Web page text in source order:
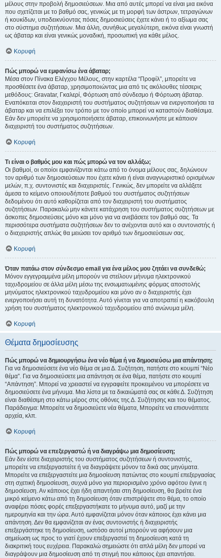
μέλους στην προβολή δημοσιεύσεων. Μια από αυτές μπορεί να είναι μια εικόνα
που σχετίζεται με το βαθμό σας, γενικώς με τη μορφή των άστρων, τετραγώνων
ή κουκίδων, υποδεικνύοντας πόσες δημοσιεύσεις έχετε κάνει ή το αξίωμα σας
στο σύστημα συζητήσεων. Μια άλλη, συνήθως μεγαλύτερη, εικόνα είναι γνωστή
ως άβαταρ και είναι γενικώς μοναδική, προσωπική για κάθε μέλος.
Κορυφή
Πώς μπορώ να εμφανίσω ένα άβαταρ;
Μέσα στον Πίνακα Ελέγχου Μέλους, στην καρτέλα “Προφίλ”, μπορείτε να
προσθέσετε ένα άβαταρ, χρησιμοποιώντας μια από τις ακόλουθες τέσσερις
μεθόδους: Gravatar, Γκαλερί, Φόρτωση από σύνδεσμο ή Φόρτωση άβαταρ.
Εναπόκειται στον διαχειριστή του συστήματος συζητήσεων να ενεργοποιήσει τα
άβαταρ και να επιλέξει τον τρόπο με τον οποίο μπορεί να καταστούν διαθέσιμα.
Εάν δεν μπορείτε να χρησιμοποιήσετε άβαταρ, επικοινωνήστε με κάποιον
διαχειριστή του συστήματος συζητήσεων.
Κορυφή
Τι είναι ο βαθμός μου και πώς μπορώ να τον αλλάξω;
Οι βαθμοί, οι οποίοι εμφανίζονται κάτω από το όνομα μέλους σας, δηλώνουν
τον αριθμό των δημοσιεύσεων που έχετε κάνει ή είναι αναγνωριστικό ορισμένων
μελών, π.χ. συντονιστές και διαχειριστές. Γενικώς, δεν μπορείτε να αλλάξετε
άμεσα το κείμενο οποιουδήποτε βαθμού του συστήματος συζητήσεων
δεδομένου ότι αυτό καθορίζεται από τον διαχειριστή του συστήματος
συζητήσεων. Παρακαλώ μην κάνετε κατάχρηση του συστήματος συζητήσεων με
άσκοπες δημοσιεύσεις μόνο και μόνο για να ανεβάσετε τον βαθμό σας. Τα
περισσότερα συστήματα συζητήσεων δεν το ανέχονται αυτό και ο συντονιστής ή
ο διαχειριστής απλώς θα μειώσει τον αριθμό των δημοσιεύσεων σας.
Κορυφή
Όταν πατάω στον σύνδεσμο email για ένα μέλος μου ζητάει να συνδεθώ;
Μόνον εγγεγραμμένα μέλη μπορούν να στείλουν μήνυμα ηλεκτρονικού
ταχυδρομείου σε άλλα μέλη μέσω της ενσωματωμένης φόρμας αποστολής
μηνύματος ηλεκτρονικού ταχυδρομείου και μόνο αν ο διαχειριστής έχει
ενεργοποιήσει αυτή τη δυνατότητα. Αυτό γίνεται για να αποτραπεί η κακόβουλη
χρήση του συστήματος ηλεκτρονικού ταχυδρομείου από ανώνυμα μέλη.
Κορυφή
Θέματα δημοσίευσης
Πώς μπορώ να δημιουργήσω ένα νέο θέμα ή να δημοσιεύσω μια απάντηση;
Για να δημοσιεύσετε ένα νέο θέμα σε μια Δ. Συζήτηση, πατήστε στο κουμπί “Νέο
θέμα”. Για να δημοσιεύσετε μια απάντηση σε ένα θέμα, πατήστε στο κουμπί
“Απάντηση”. Μπορεί να χρειαστεί να εγγραφείτε προκειμένου να μπορέσετε να
δημοσιεύσετε ένα μήνυμα. Μια λίστα με τα δικαιώματά σας σε κάθε Δ. Συζήτηση
είναι διαθέσιμη στο κάτω μέρος στις οθόνες της Δ. Συζήτησης και του θέματος.
Παράδειγμα: Μπορείτε να δημοσιεύετε νέα θέματα, Μπορείτε να επισυνάπτετε
αρχεία, κλπ.
Κορυφή
Πώς μπορώ να επεξεργαστώ ή να διαγράψω μια δημοσίευση;
Εάν δεν είστε διαχειριστής του συστήματος συζητήσεων ή συντονιστής,
μπορείτε να επεξεργαστείτε ή να διαγράψετε μόνον τα δικά σας μηνύματα.
Μπορείτε να επεξεργαστείτε μια δημοσίευση πατώντας στο κουμπί επεξεργασίας
στη σχετική δημοσίευση, συχνά μόνο για περιορισμένο χρόνο αφότου έγινε η
δημοσίευση. Αν κάποιος έχει ήδη απαντήσει στη δημοσίευση, θα βρείτε ένα
μικρό κείμενο κάτω από τη δημοσίευση όταν επιστρέψετε στο θέμα, το οποίο
αναφέρει πόσες φορές επεξεργαστήκατε το μήνυμα αυτό, μαζί με την
ημερομηνία και την ώρα. Αυτό εμφανίζεται μόνον όταν κάποιος έχει κάνει μια
απάντηση. Δεν θα εμφανίζεται αν ένας συντονιστής ή διαχειριστής
επεξεργάστηκε τη δημοσίευση, ωστόσο αυτοί μπορούν να αφήσουν μια
σημείωση ως προς το γιατί έχουν επεξεργαστεί τη δημοσίευση κατά τη
διακριτική τους ευχέρεια. Παρακαλώ σημειώστε ότι απλά μέλη δεν μπορεί να
διαγράψουν μια δημοσίευση από τη στιγμή που κάποιος έχει απαντήσει.